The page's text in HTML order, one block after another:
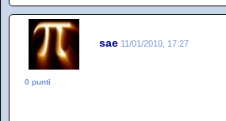
sae 11/01/2010, 17:27
0 punti